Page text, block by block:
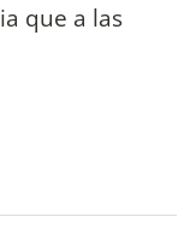
que a las